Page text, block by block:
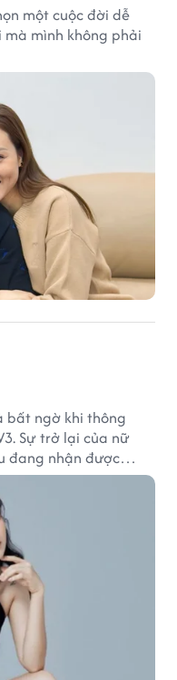
một cuộc đời dễ
mình không phải
bất ngờ khi thông
Sự trở lại của nữ
đang nhận được